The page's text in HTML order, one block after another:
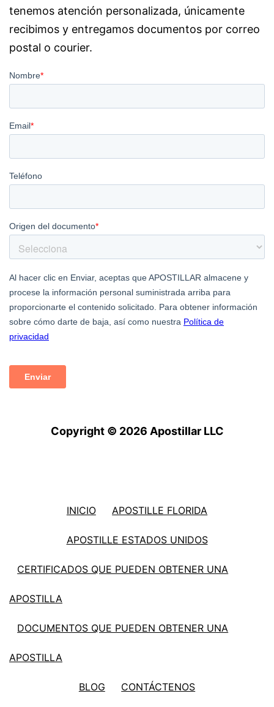
tenemos atención personalizada, únicamente
recibimos y entregamos documentos por correo
postal o courier.
Copyright © 2026 Apostillar LLC
INICIO APOSTILLE FLORIDA
APOSTILLE ESTADOS UNIDOS
CERTIFICADOS QUE PUEDEN OBTENER UNA
APOSTILLA
DOCUMENTOS QUE PUEDEN OBTENER UNA
APOSTILLA
BLOG CONTÁCTENOS